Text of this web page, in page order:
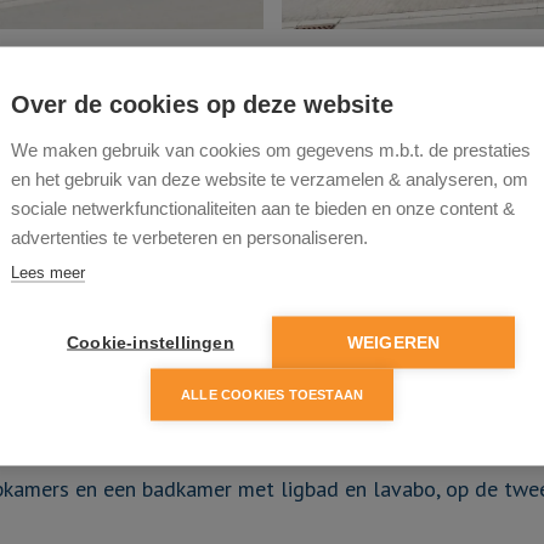
tuin nabij centrum Zottegem
gelegen gesloten bebouwing met garage en
scholen, openbaar vervoer, enz... bevinden zich
geïnstalleerde toestellen, toilet en douche,
(aan te leggen) tuin met tuinhuis.
en een badkamer met ligbad en lavabo, op de
Over de cookies op deze website
We maken gebruik van cookies om gegevens m.b.t. de prestaties
en het gebruik van deze website te verzamelen & analyseren, om
sociale netwerkfunctionaliteiten aan te bieden en onze content &
advertenties te verbeteren en personaliseren.
Lees meer
Cookie-instellingen WEIGEREN
ALLE COOKIES TOESTAAN